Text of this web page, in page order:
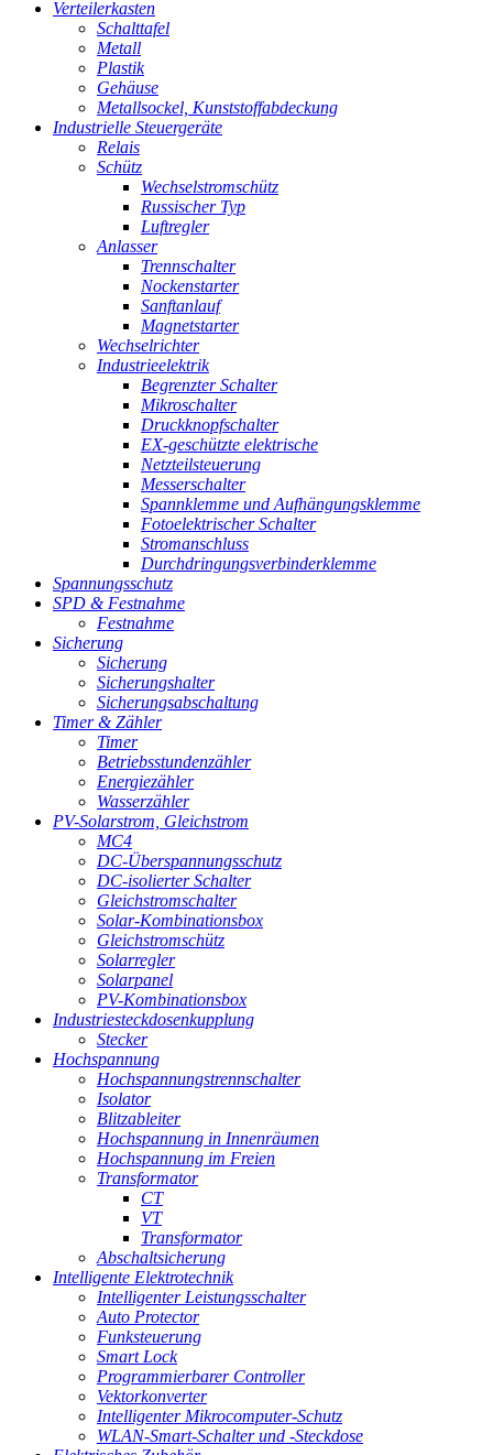
Verteilerkasten
Schalttafel
Metall
Plastik
Gehäuse
Metallsockel, Kunststoffabdeckung
Industrielle Steuergeräte
Relais
Schütz
Wechselstromschütz
Russischer Typ
Luftregler
Anlasser
Trennschalter
Nockenstarter
Sanftanlauf
Magnetstarter
Wechselrichter
Industrieelektrik
Begrenzter Schalter
Mikroschalter
Druckknopfschalter
EX-geschützte elektrische
Netzteilsteuerung
Messerschalter
Spannklemme und Aufhängungsklemme
Fotoelektrischer Schalter
Stromanschluss
Durchdringungsverbinderklemme
Spannungsschutz
SPD & Festnahme
Festnahme
Sicherung
Sicherung
Sicherungshalter
Sicherungsabschaltung
Timer & Zähler
Timer
Betriebsstundenzähler
Energiezähler
Wasserzähler
PV-Solarstrom, Gleichstrom
MC4
DC-Überspannungsschutz
DC-isolierter Schalter
Gleichstromschalter
Solar-Kombinationsbox
Gleichstromschütz
Solarregler
Solarpanel
PV-Kombinationsbox
Industriesteckdosenkupplung
Stecker
Hochspannung
Hochspannungstrennschalter
Isolator
Blitzableiter
Hochspannung in Innenräumen
Hochspannung im Freien
Transformator
CT
VT
Transformator
Abschaltsicherung
Intelligente Elektrotechnik
Intelligenter Leistungsschalter
Auto Protector
Funksteuerung
Smart Lock
Programmierbarer Controller
Vektorkonverter
Intelligenter Mikrocomputer-Schutz
WLAN-Smart-Schalter und -Steckdose